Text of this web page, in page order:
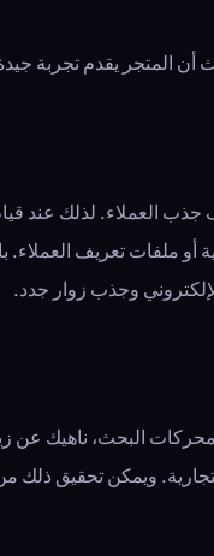
أن المتجر يقدم
العملاء. لذلك عند
ملفات تعريف
وجذب زوار جدد.
البحث، ناهيك عن
ويمكن تحقيق ذلك